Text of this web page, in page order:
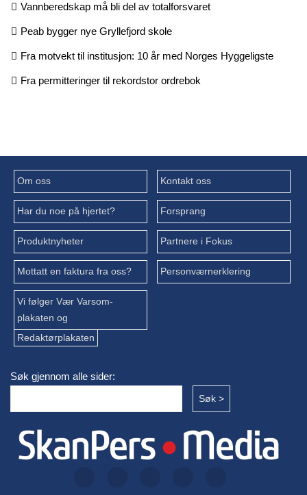
Vannberedskap må bli del av totalforsvaret
Peab bygger nye Gryllefjord skole
Fra motvekt til institusjon: 10 år med Norges Hyggeligste
Fra permitteringer til rekordstor ordrebok
Om oss Kontakt oss
Har du noe på hjertet? Forsprang
Produktnyheter Partnere i Fokus
Mottatt en faktura fra oss? Personværnerklering
Vi følger Vær Varsom-
plakaten og
Redaktørplakaten
Søk gjennom alle sider: